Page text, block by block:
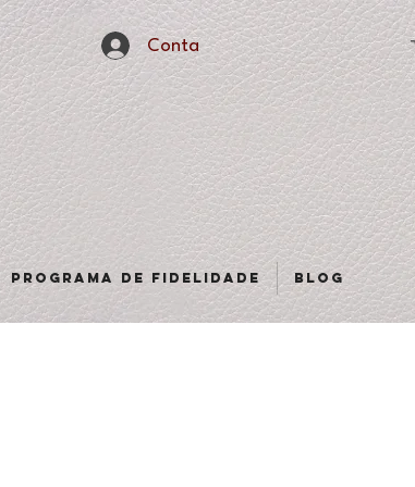
Conta
Programa de fidelidade Blog